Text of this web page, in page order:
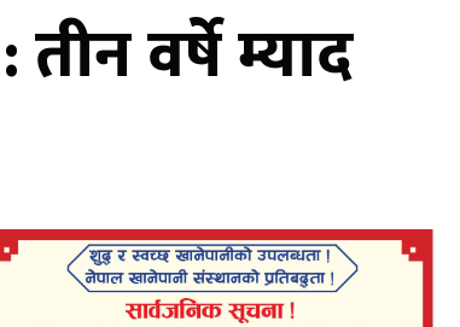
वर्षे म्याद